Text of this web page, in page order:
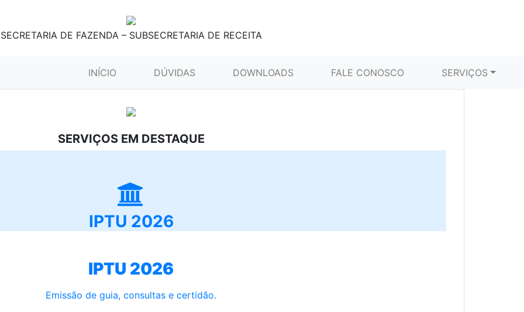
SECRETARIA DE FAZENDA – SUBSECRETARIA DE RECEITA
INÍCIO (CURRENT)DÚVIDAS DOWNLOADS FALE CONOSCO SERVIÇOS
SERVIÇOS EM DESTAQUE
IPTU 2026
IPTU 2026
Emissão de guia, consultas e certidão.